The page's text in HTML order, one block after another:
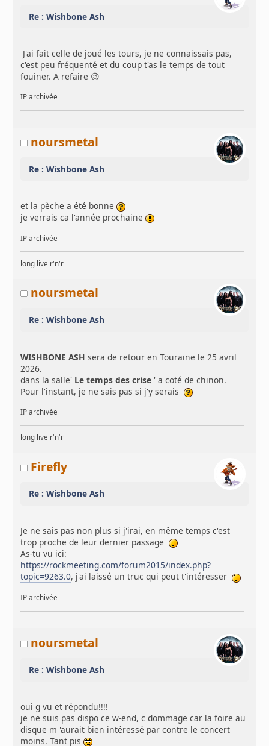
Re : Wishbone Ash
J'ai fait celle de joué les tours, je ne connaissais pas,
c'est peu fréquenté et du coup t'as le temps de tout
fouiner. A refaire 😉
IP archivée
noursmetal
Re : Wishbone Ash
et la pèche a été bonne
je verrais ca l'année prochaine
IP archivée
long live r'n'r
noursmetal
Re : Wishbone Ash
WISHBONE ASH sera de retour en Touraine le 25 avril
2026.
dans la salle' Le temps des crise ' a coté de chinon.
Pour l'instant, je ne sais pas si j'y serais
IP archivée
long live r'n'r
Firefly
Re : Wishbone Ash
Je ne sais pas non plus si j'irai, en même temps c'est
trop proche de leur dernier passage
As-tu vu ici:
https://rockmeeting.com/forum2015/index.php?
topic=9263.0, j'ai laissé un truc qui peut t'intéresser
IP archivée
noursmetal
Re : Wishbone Ash
oui g vu et répondu!!!!
je ne suis pas dispo ce w-end, c dommage car la foire au
disque m 'aurait bien intéressé par contre le concert
moins. Tant pis